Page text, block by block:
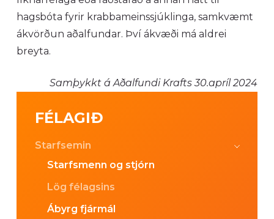
hagsbóta fyrir krabbameinssjúklinga, samkvæmt
ákvörðun aðalfundar. Því ákvæði má aldrei
breyta.
Samþykkt á Aðalfundi Krafts 30.apríl 2024
FÉLAGIÐ
Starfsemin
Starfsmenn og stjórn
Lög félagsins
Ábyrg fjármál